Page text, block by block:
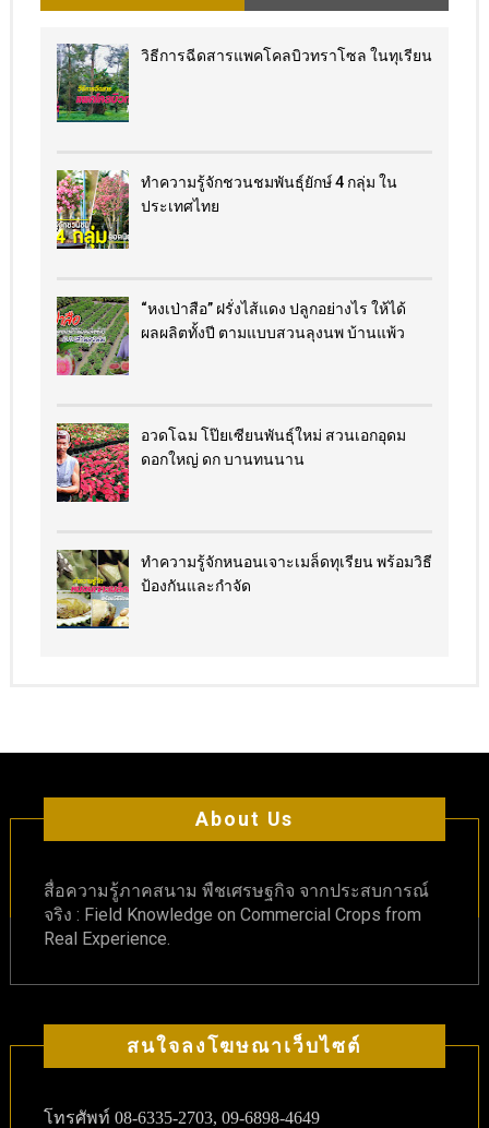
วิธีการฉีดสารแพคโคลบิวทราโซล ในทุเรียน
ทำความรู้จักชวนชมพันธุ์ยักษ์ 4 กลุ่ม ใน
ประเทศไทย
“หงเป่าสือ” ฝรั่งไส้แดง​ ปลูกอย่างไร​ ให้ได้
ผลผลิตทั้งปี ตามแบบสวนลุงนพ บ้านแพ้ว
อวดโฉม โป๊ยเซียนพันธุ์ใหม่ สวนเอกอุดม
ดอกใหญ่ ดก บานทนนาน
ทำความรู้จักหนอนเจาะเมล็ดทุเรียน พร้อมวิธี
ป้องกันและกำจัด
About Us
สื่อความรู้ภาคสนาม พืชเศรษฐกิจ จากประสบการณ์
จริง : Field Knowledge on Commercial Crops from
Real Experience.
สนใจลงโฆษณาเว็บไซต์
โทรศัพท์ 08-6335-2703, 09-6898-4649